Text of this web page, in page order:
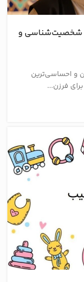
شخصیت‌شناسی و
و احساسی‌ترین
فرزن...